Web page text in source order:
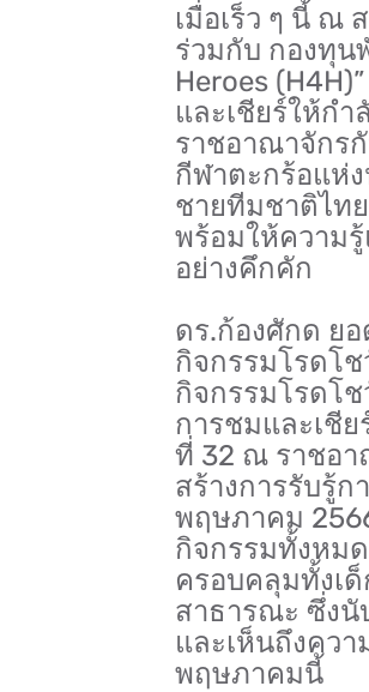
เมื่อเร็ว ๆ นี้ ณ
ร่วมกับ กองทุน
Heroes
และเชียร์ให้ก
ราชอาณาจักร
กีฬาตะกร้อแห่
ชายทีมชาติไท
พร้อมให้ความ
อย่างคึกคัก
ดร.ก้องศักด ย
กิจกรรมโรดโช
กิจกรรมโรดโ
การชมและเชี
ที่ 32 ณ ราชอา
สร้างการรับรู้
พฤษภาคม
กิจกรรมทั้งหม
ครอบคลุมทั้งเ
สาธารณะ ซึ่งนั
และเห็นถึงคว
พฤษภาคมนี้